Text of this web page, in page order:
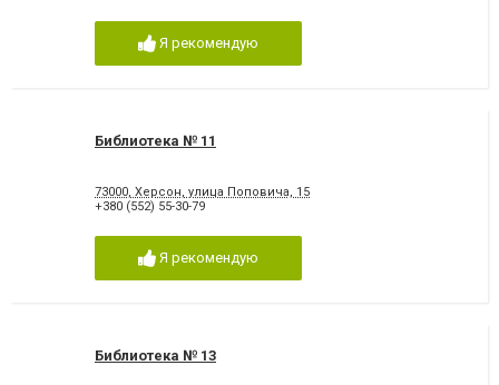
Я рекомендую
Библиотека № 11
73000, Херсон, улица Поповича, 15
+380 (552) 55-30-79
Я рекомендую
Библиотека № 13